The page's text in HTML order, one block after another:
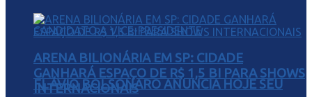
FLÁVIO BOLSONARO ANUNCIA HOJE SEU
ARENA BILIONÁRIA EM SP: CIDADE
GANHARÁ ESPAÇO DE R$ 1,5 BI PARA SHOWS
INTERNACIONAIS